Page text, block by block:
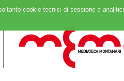
cookie tecnici di sessione e